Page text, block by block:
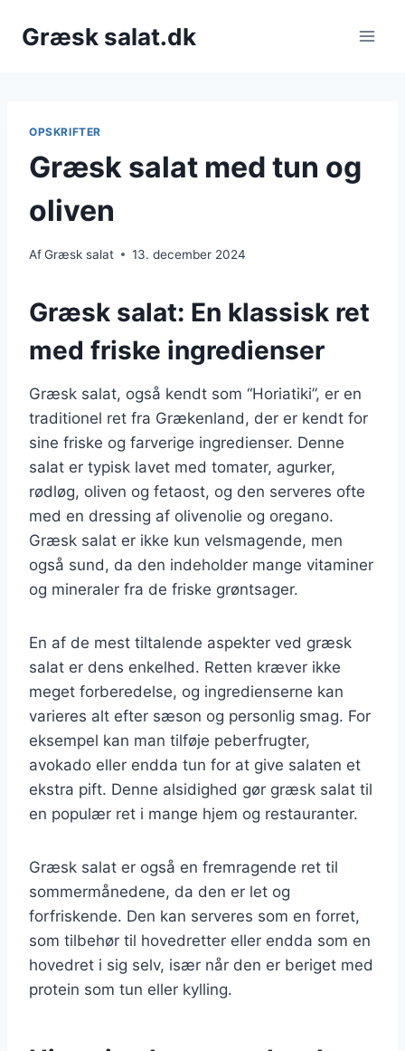
Græsk salat.dk
OPSKRIFTER
Græsk salat med tun og
oliven
AfGræsk salat 13. december 2024
Græsk salat: En klassisk ret
med friske ingredienser
Græsk salat, også kendt som “Horiatiki”, er en
traditionel ret fra Grækenland, der er kendt for
sine friske og farverige ingredienser. Denne
salat er typisk lavet med tomater, agurker,
rødløg, oliven og fetaost, og den serveres ofte
med en dressing af olivenolie og oregano.
Græsk salat er ikke kun velsmagende, men
også sund, da den indeholder mange vitaminer
og mineraler fra de friske grøntsager.
En af de mest tiltalende aspekter ved græsk
salat er dens enkelhed. Retten kræver ikke
meget forberedelse, og ingredienserne kan
varieres alt efter sæson og personlig smag. For
eksempel kan man tilføje peberfrugter,
avokado eller endda tun for at give salaten et
ekstra pift. Denne alsidighed gør græsk salat til
en populær ret i mange hjem og restauranter.
Græsk salat er også en fremragende ret til
sommermånedene, da den er let og
forfriskende. Den kan serveres som en forret,
som tilbehør til hovedretter eller endda som en
hovedret i sig selv, især når den er beriget med
protein som tun eller kylling.